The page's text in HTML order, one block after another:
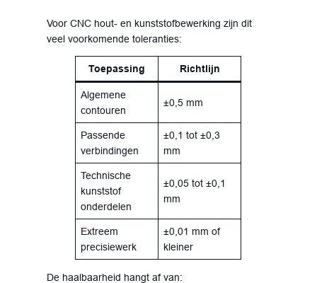
Voor CNC hout- en kunststofbewerking zijn dit
veel voorkomende toleranties:
Toepassing Richtlijn
Algemene
contouren
±0,5 mm
Passende
verbindingen
±0,1 tot ±0,3
mm
Technische
kunststof
onderdelen
±0,05 tot ±0,1
mm
Extreem
precisiewerk
±0,01 mm of
kleiner
De haalbaarheid hangt af van: